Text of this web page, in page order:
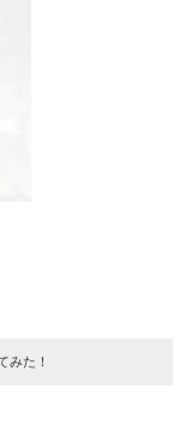
みた！